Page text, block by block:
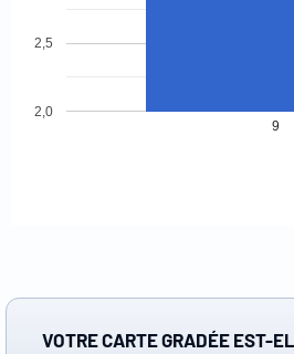
9
2,0
2,5
VOTRE CARTE GRADÉE EST-